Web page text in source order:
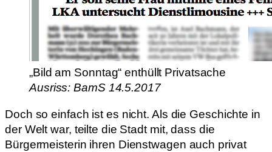
„Bild am Sonntag“ enthüllt Privatsache
Ausriss: BamS 14.5.2017
Doch so einfach ist es nicht. Als die Geschichte in
der Welt war, teilte die Stadt mit, dass die
Bürgermeisterin ihren Dienstwagen auch privat